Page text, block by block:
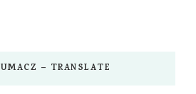
– TRANSLATE